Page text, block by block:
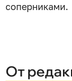
соперниками.
От